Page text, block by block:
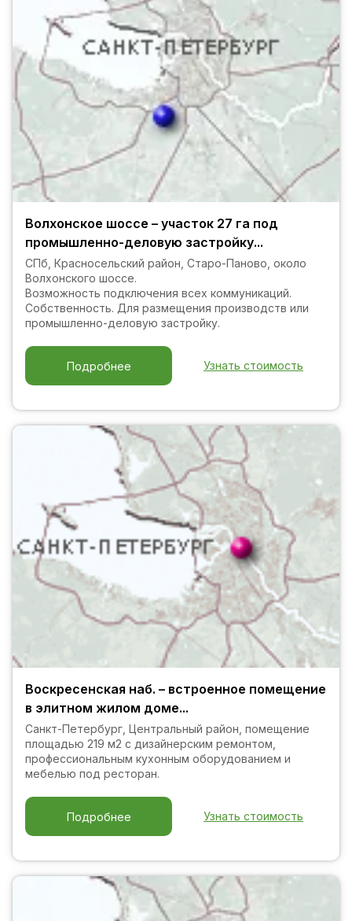
Волхонское шоссе – участок 27 га под
промышленно-деловую застройку...
СПб, Красносельский район, Старо-Паново, около
Волхонского шоссе.
Возможность подключения всех коммуникаций.
Собственность. Для размещения производств или
промышленно-деловую застройку.
Узнать стоимость
Подробнее
Воскресенская наб. – встроенное помещение
в элитном жилом доме...
Санкт-Петербург, Центральный район, помещение
площадью 219 м2 с дизайнерским ремонтом,
профессиональным кухонным оборудованием и
мебелью под ресторан.
Узнать стоимость
Подробнее